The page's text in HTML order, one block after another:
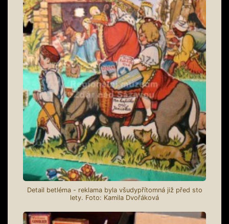
Detail betléma - reklama byla všudypřítomná již před sto
lety. Foto: Kamila Dvořáková